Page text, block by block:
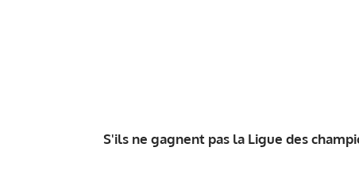
S'ils ne gagnent pas la Ligue des